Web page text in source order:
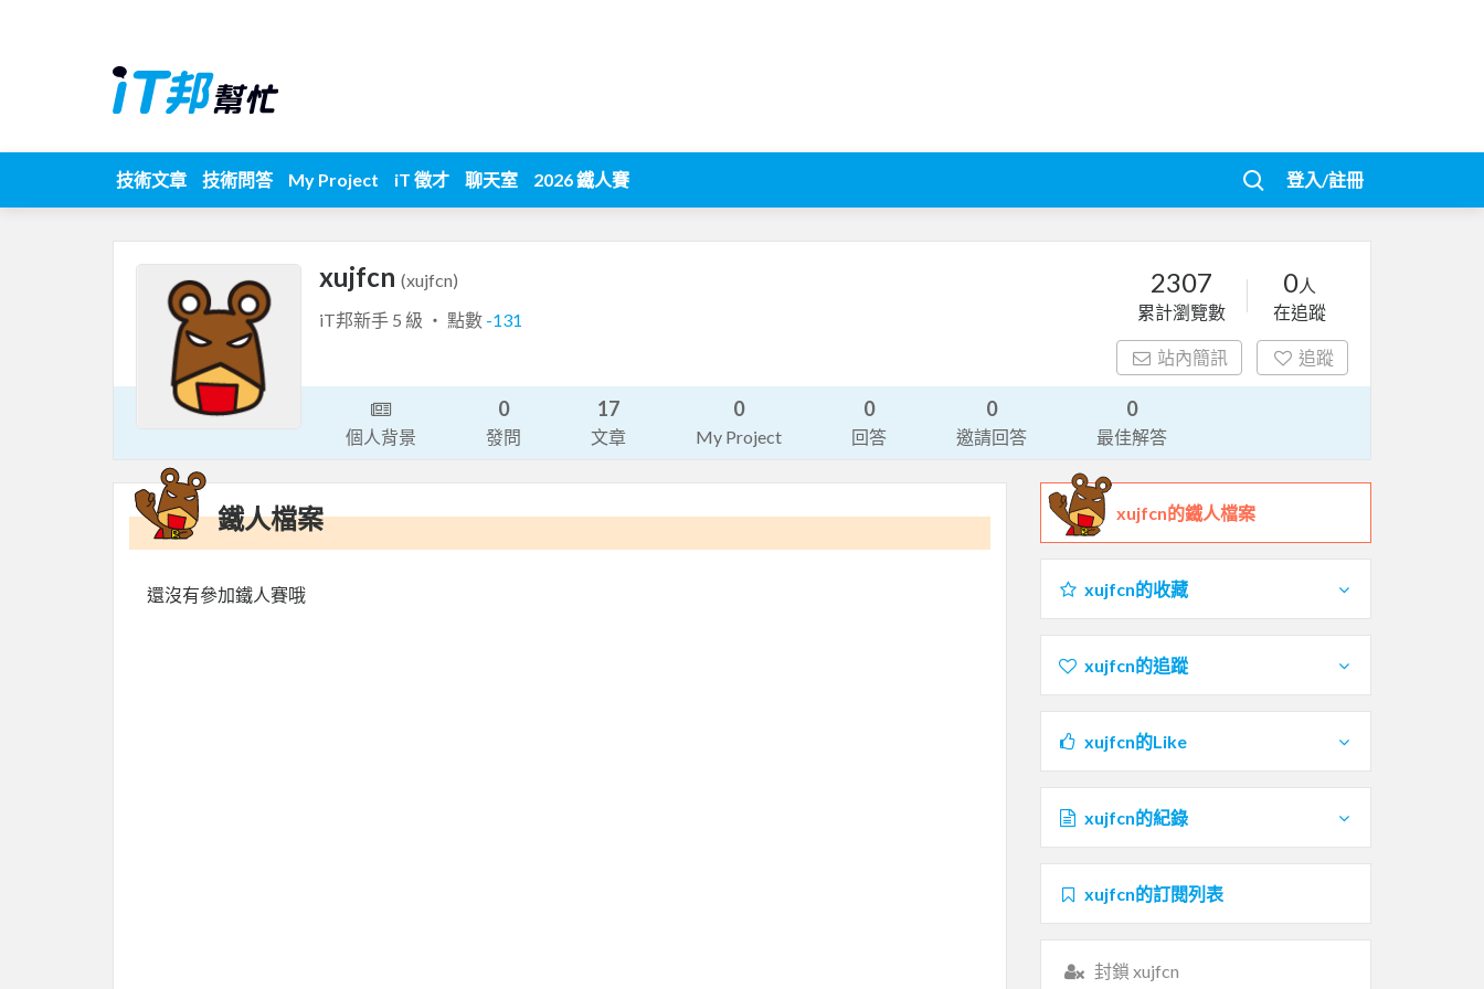
技術文章 技術問答 My Project iT 徵才 聊天室 2026 鐵人賽 登入/註冊
xujfcn (xujfcn)
iT邦新手 5 級 ‧ 點數 -131
2307
累計瀏覽數
0人
在追蹤
站內簡訊 追蹤
個人背景
0
發問
17
文章
0
My Project
0
回答
0
邀請回答
0
最佳解答
鐵人檔案
還沒有參加鐵人賽哦
xujfcn的鐵人檔案
xujfcn的收藏
xujfcn的追蹤
xujfcn的Like
xujfcn的紀錄
xujfcn的訂閱列表
封鎖 xujfcn